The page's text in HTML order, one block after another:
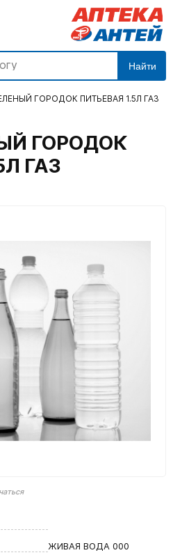
Найти
ГОРОДОК ПИТЬЕВАЯ 1.5Л ГАЗ
ГОРОДОК
ГАЗ
ЖИВАЯ ВОДА 000